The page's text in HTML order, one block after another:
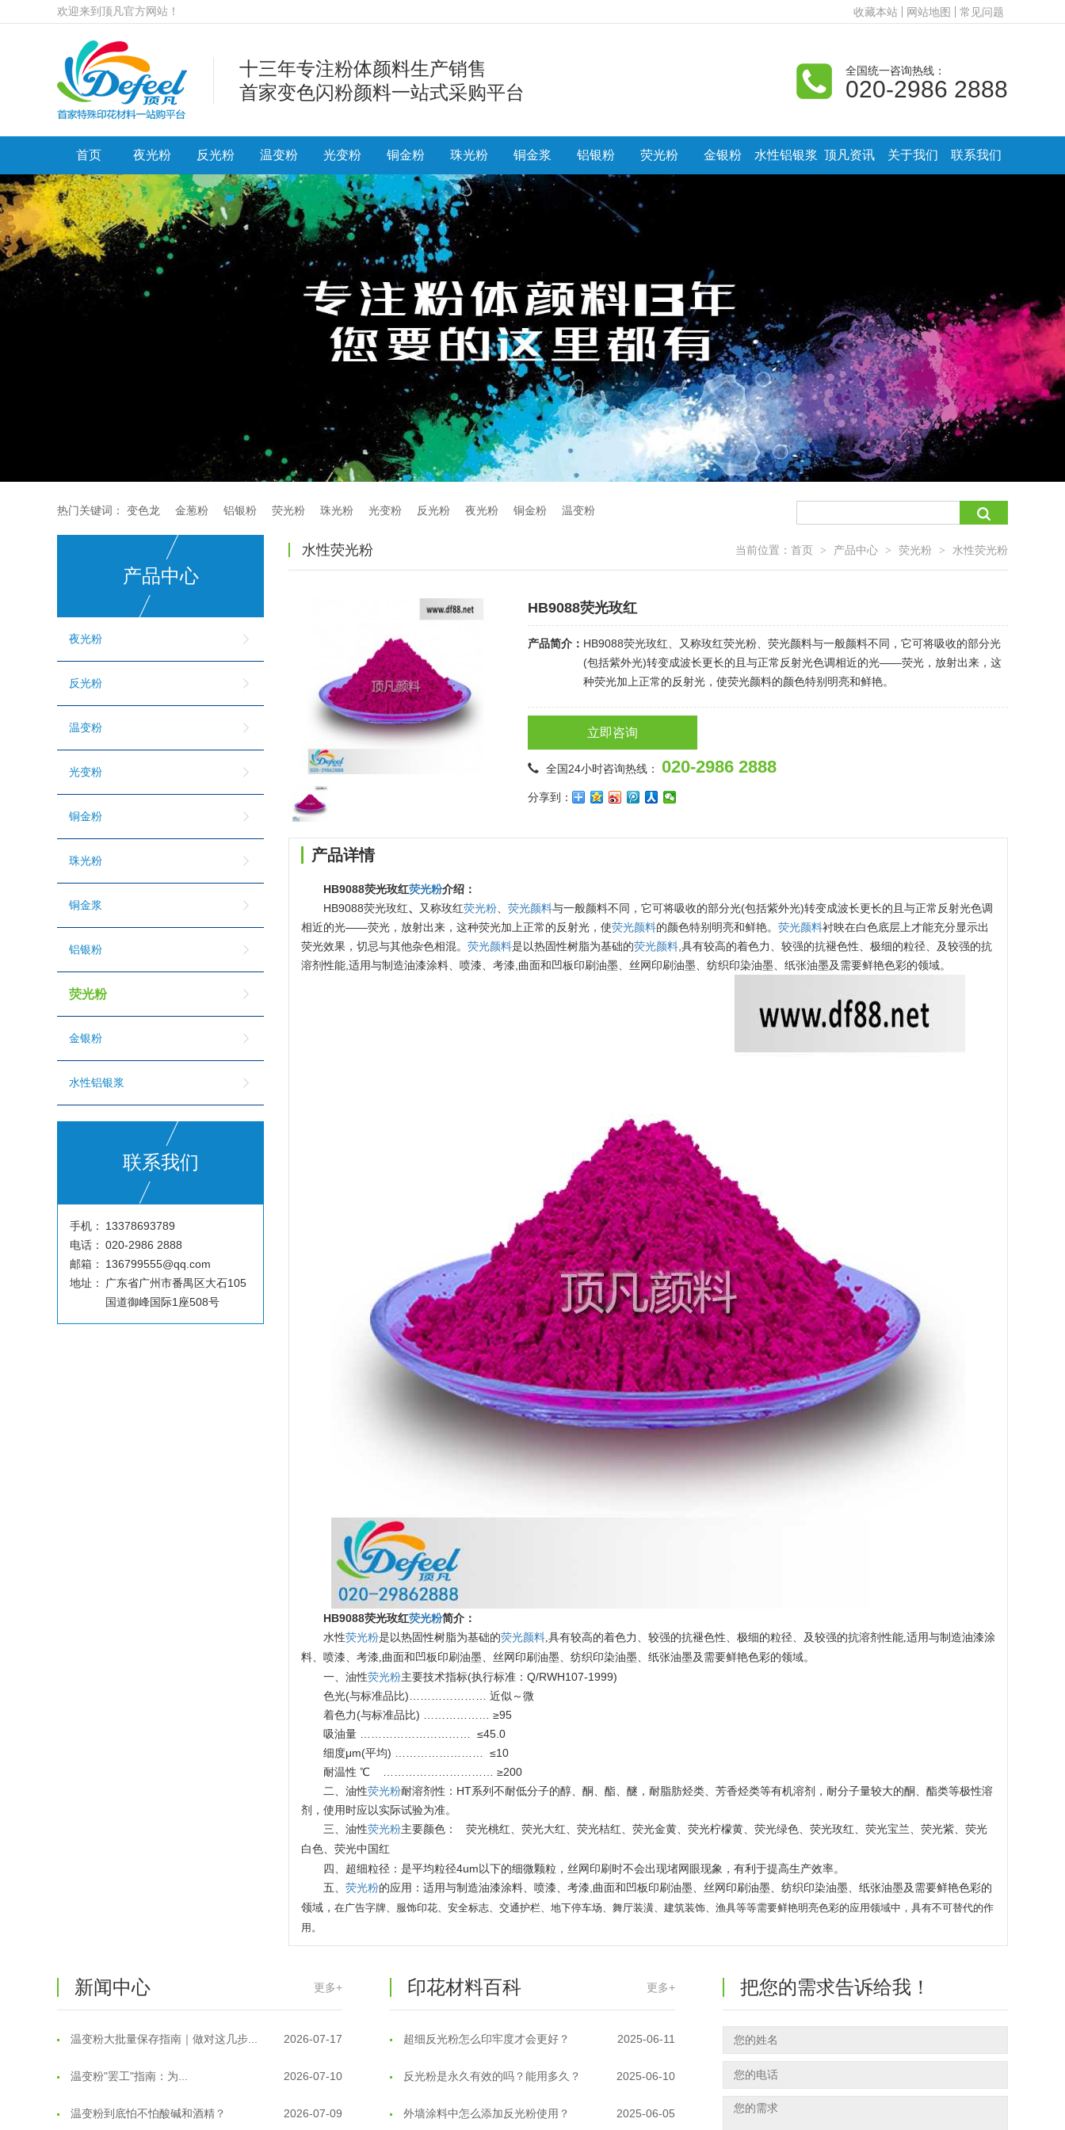
欢迎来到顶凡官方网站！ 收藏本站 网站地图 常见问题
十三年专注粉体颜料生产销售
首家变色闪粉颜料一站式采购平台
全国统一咨询热线：
020-2986 2888
首页 夜光粉 反光粉 温变粉 光变粉 铜金粉 珠光粉 铜金浆 铝银粉 荧光粉 金银粉 水性铝银浆 顶凡资讯 关于我们 联系我们
热门关键词： 变色龙 金葱粉 铝银粉 荧光粉 珠光粉 光变粉 反光粉 夜光粉 铜金粉 温变粉
产品中心
夜光粉
反光粉
温变粉
光变粉
铜金粉
珠光粉
铜金浆
铝银粉
荧光粉
金银粉
水性铝银浆
联系我们
手机：
13378693789
电话： 020-2986 2888
邮箱：
136799555@qq.com
地址：
广东省广州市番禺区大石105
国道御峰国际1座508号
水性荧光粉 当前位置： 首页 > 产品中心 > 荧光粉 > 水性荧光粉
HB9088荧光玫红
产品简介： HB9088荧光玫红、又称玫红荧光粉、荧光颜料与一般颜料不同，它可将吸收的部分光
(包括紫外光)转变成波长更长的且与正常反射光色调相近的光——荧光，放射出来，这
种荧光加上正常的反射光，使荧光颜料的颜色特别明亮和鲜艳。
立即咨询
全国24小时咨询热线：020-2986 2888
分享到：
产品详情
HB9088荧光玫红荧光粉介绍：
HB9088荧光玫红、 又称玫红荧光粉 、荧光颜料与一般颜料不同，它可将吸收的部分光(包括紫外光)转变成波长更长的且与正常反射光色调
相近的光——荧光，放射出来，这种荧光加上正常的反射光，使荧光颜料的颜色特别明亮和鲜艳。荧光颜料衬映在白色底层上才能充分显示出
荧光效果，切忌与其他杂色相混。荧光颜料是以热固性树脂为基础的荧光颜料 ,具有较高的着色力、较强的抗褪色性、极细的粒径、及较强的抗
溶剂性能,适用与制造油漆涂料、喷漆、考漆,曲面和凹板印刷油墨、丝网印刷油墨、纺织印染油墨、纸张油墨及需要鲜艳色彩的领域。
HB9088荧光玫红荧光粉简介：
水性荧光粉是以热固性树脂为基础的荧光颜料 ,具有较高的着色力、较强的抗褪色性、极细的粒径、及较强的抗溶剂性能 ,适用与制造油漆涂
料、喷漆、考漆 曲面和凹板印刷油墨、丝网印刷油墨、纺织印染油墨、纸张油墨及需要鲜艳色彩的领域。
一、油性荧光粉主要技术指标(执行标准：Q/RWH107-1999)
色光(与标准品比)………………… 近似～微
着色力(与标准品比) ……………… ≥95
吸油量 ………………………… ≤45.0
细度μm(平均) …………………… ≤10
耐温性 ℃ ………………………… ≥200
二、油性荧光粉耐溶剂性：HT系列不耐低分子的醇、酮、酯、醚，耐脂肪烃类、芳香烃类等有机溶剂，耐分子量较大的酮、酯类等极性溶
剂，使用时应以实际试验为准。
三、油性荧光粉主要颜色：荧光桃红、荧光大红、荧光桔红、荧光金黄、荧光柠檬黄、荧光绿色、荧光玫红、荧光宝兰、荧光紫、荧光
白色、荧光中国红
四、超细粒径：是平均粒径4um以下的细微颗粒，丝网印刷时不会出现堵网眼现象，有利于提高生产效率。
五、荧光粉的应用：适用与制造油漆涂料、喷漆、考漆 曲面和凹板印刷油墨、丝网印刷油墨、纺织印染油墨、纸张油墨及需要鲜艳色彩的
领域，在广告字牌、服饰印花、安全标志、交通护栏、地下停车场、舞厅装潢、建筑装饰、渔具等等需要鲜艳明亮色彩的应用领域中，具有不可替代的作
用。
新闻中心 更多+
2026-08-05
2026-08-04
2026-07-28
温变粉保质期有多久？开封后如何保... 2026-07-20 印花材料百科 更多+
温变粉丝印到底用多少目网版？这篇... 2026-06-11
反光粉太久不用结块要怎么处理？ 2025-07-11
印花温变粉最适合用在什么行业上呢... 2025-06-20
油性反光粉怎么印花效果最好？ 2025-06-18 把您的需求告诉给我！